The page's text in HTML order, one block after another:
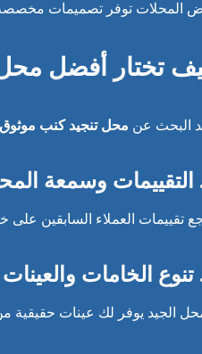
المحلات توفر تصميمات
تختار أفضل
البحث عن محل تنجيد كنب
تقييمات العملاء السابقين
الجيد يوفر لك عينات حقيقية